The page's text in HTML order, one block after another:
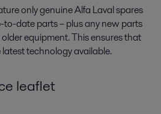
only genuine Alfa Laval spares
date parts – plus any new parts
equipment. This ensures that
technology available.
leaflet